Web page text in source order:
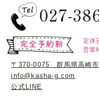
027-
定休
営業
〒370-0075 群馬県高崎
info@kasha-g.com
公式LINE